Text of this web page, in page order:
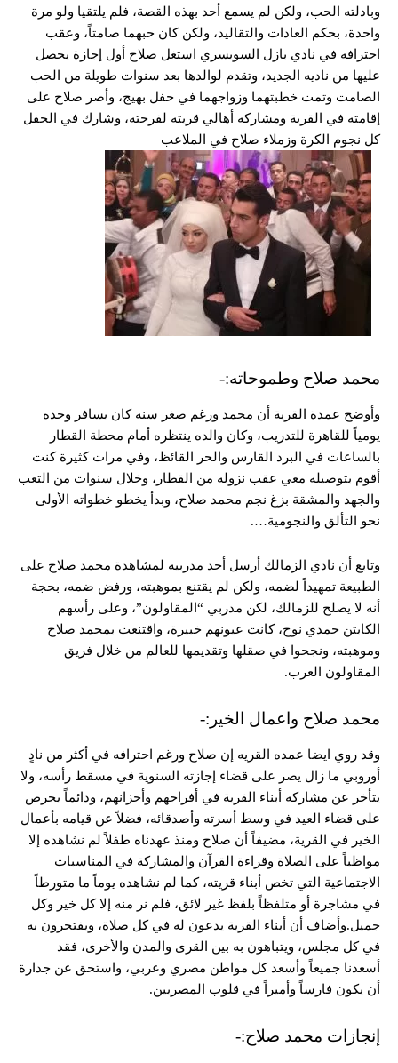
وبادلته الحب، ولكن لم يسمع أحد بهذه القصة، فلم يلتقيا ولو مرة
واحدة، بحكم العادات والتقاليد، ولكن كان حبهما صامتاً، وعقب
احترافه في نادي بازل السويسري استغل صلاح أول إجازة يحصل
عليها من ناديه الجديد، وتقدم لوالدها بعد سنوات طويلة من الحب
الصامت وتمت خطبتهما وزواجهما في حفل بهيج، وأصر صلاح على
إقامته في القرية ومشاركه أهالي قريته لفرحته، وشارك في الحفل
كل نجوم الكرة وزملاء صلاح في الملاعب
محمد صلاح وطموحاته:-
وأوضح عمدة القرية أن محمد ورغم صغر سنه كان يسافر وحده
يومياً للقاهرة للتدريب، وكان والده ينتظره أمام محطة القطار
بالساعات في البرد القارس والحر القائظ، وفي مرات كثيرة كنت
أقوم بتوصيله معي عقب نزوله من القطار، وخلال سنوات من التعب
والجهد والمشقة بزغ نجم محمد صلاح، وبدأ يخطو خطواته الأولى
نحو التألق والنجومية….
وتابع أن نادي الزمالك أرسل أحد مدربيه لمشاهدة محمد صلاح على
الطبيعة تمهيداً لضمه، ولكن لم يقتنع بموهبته، ورفض ضمه، بحجة
أنه لا يصلح للزمالك، لكن مدربي “المقاولون”، وعلى رأسهم
الكابتن حمدي نوح، كانت عيونهم خبيرة، واقتنعت بمحمد صلاح
وموهبته، ونجحوا في صقلها وتقديمها للعالم من خلال فريق
المقاولون العرب.
محمد صلاح واعمال الخير:-
وقد روي ايضا عمده القريه إن صلاح ورغم احترافه في أكثر من نادٍ
أوروبي ما زال يصر على قضاء إجازته السنوية في مسقط رأسه، ولا
يتأخر عن مشاركه أبناء القرية في أفراحهم وأحزانهم، ودائماً يحرص
على قضاء العيد في وسط أسرته وأصدقائه، فضلاً عن قيامه بأعمال
الخير في القرية، مضيفاً أن صلاح ومنذ عهدناه طفلاً لم نشاهده إلا
مواظباً على الصلاة وقراءة القرآن والمشاركة في المناسبات
الاجتماعية التي تخص أبناء قريته، كما لم نشاهده يوماً ما متورطاً
في مشاجرة أو متلفظاً بلفظ غير لائق، فلم نر منه إلا كل خير وكل
جميل.وأضاف أن أبناء القرية يدعون له في كل صلاة، ويفتخرون به
في كل مجلس، ويتباهون به بين القرى والمدن والأخرى، فقد
أسعدنا جميعاً وأسعد كل مواطن مصري وعربي، واستحق عن جدارة
أن يكون فارساً وأميراً في قلوب المصريين.
إنجازات محمد صلاح:-